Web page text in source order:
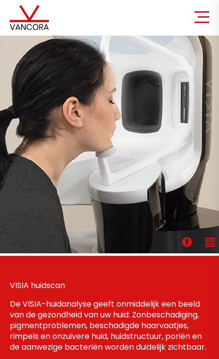
VISIA huidscan
De VISIA-huidanalyse geeft onmiddelijk een beeld
van de gezondheid van uw huid: Zonbeschadiging,
pigmentproblemen, beschadigde haarvaatjes,
rimpels en onzuivere huid, huidstructuur, poriën en
de aanwezige bacteriën worden duidelijk zichtbaar.